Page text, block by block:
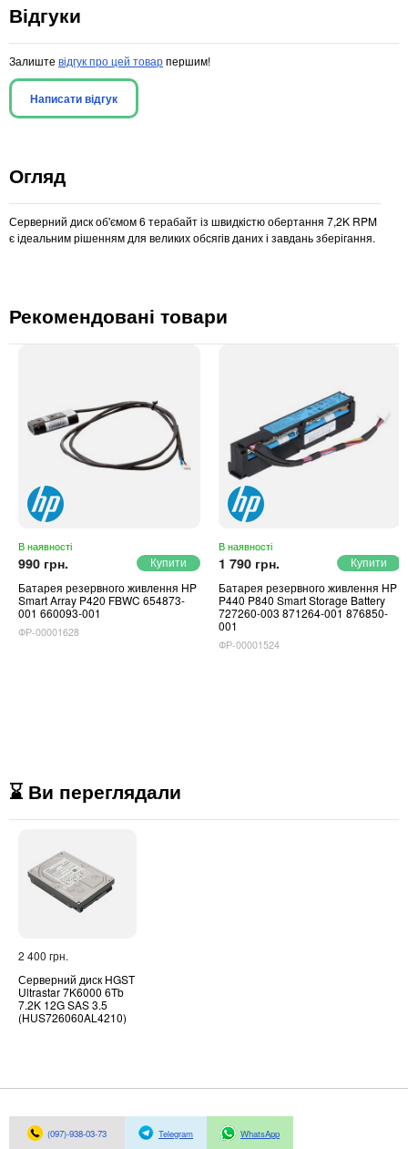
Відгуки
Залиште відгук про цей товарпершим!
Написати відгук
Огляд
Серверний диск об'ємом 6 терабайт із швидкістю обертання 7,2K RPM
є ідеальним рішенням для великих обсягів даних і завдань зберігання.
Рекомендовані товари
В наявності
990 грн.
Батарея резервного живлення HP
Smart Array P420 FBWC 654873-
001 660093-001
ФР-00001628
В наявності
1 790 грн.
Батарея резервного живлення HP
P440 P840 Smart Storage Battery
727260-003 871264-001 876850-
001
ФР-00001524
⌛ Ви переглядали
2 400 грн.
Серверний диск HGST
Ultrastar 7K6000 6Tb
7.2K 12G SAS 3.5
(HUS726060AL4210)
(097)-938-03-73 Telegram WhatsApp